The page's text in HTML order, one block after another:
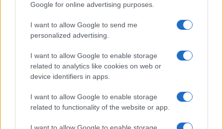
Google for online advertising purposes.
I want to allow Google to send me
personalized advertising.
I want to allow Google to enable storage
related to analytics like cookies on web or
device identifiers in apps.
I want to allow Google to enable storage
related to functionality of the website or app.